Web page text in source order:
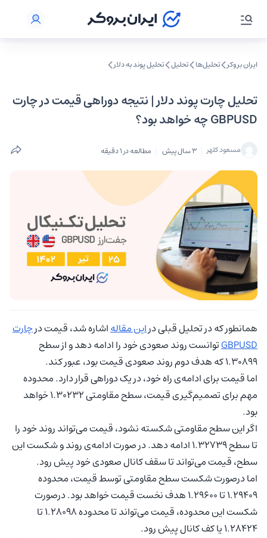
ایران بروکر تحلیل‌ها تحلیل‌ تحلیل پوند به دلار
تحلیل چارت پوند دلار | نتیجه دوراهی قیمت در چارت
GBPUSD چه خواهد بود؟
مسعود کلهر 3 سال پیش مطالعه در 1 دقیقه
همانطور که در تحلیل قبلی دراین مقالهاشاره شد، قیمت درچارت
GBPUSDتوانست روند صعودی خود را ادامه دهد و از سطح
1.30899 که هدف دوم روند صعودی قیمت بود، عبور کند.
اما قیمت برای ادامه‌ی راه خود، در یک دوراهی قرار دارد. محدوده
مهم برای تصمیم‌گیری قیمت، سطح مقاومتی 1.30232 خواهد
بود.
اگر این سطح مقاومتی شکسته نشود، قیمت می‌تواند روند خود را
تا سطح 1.32739 ادامه دهد. در صورت ادامه‌ی روند و شکست این
سطح، قیمت می‌تواند تا سقف کانال صعودی خود پیش رود.
اما درصورت شکست سطح مقاومتی توسط قیمت، محدوده
1.29409 تا 1.29600 هدف نخست قیمت خواهد بود. درصورت
شکست این محدوده، قیمت می‌تواند تا محدوده 1.28098 تا
1.28424 یا کف کانال پیش رود.